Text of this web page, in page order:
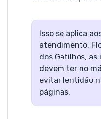
Isso se aplica
atendimento,
dos Gatilhos, as
devem ter no
evitar lentidão
páginas.